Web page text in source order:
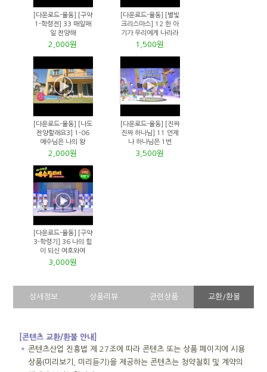
[다운로드-율동] [구약
1-학령전] 33 매일매
일 찬양해
2,000원
[다운로드-율동] [별빛
크리스마스] 12 한 아
기가 우리에게 나리라
1,500원
[다운로드-율동] [나도
찬양할래요3] 1-06
예수님은 나의 왕
2,000원
[다운로드-율동] [진짜
진짜 하나님] 11 언제
나 하나님은 1번
3,500원
[다운로드-율동] [구약
3-학령기] 36 나의 힘
이 되신 여호와여
3,000원
상세정보 상품리뷰 관련상품 교환/환불
[콘텐츠 교환/환불 안내]
＊ 콘텐츠산업 진흥법 제 27조에 따라 콘텐츠 또는 상품 페이지에 시용
상품(미리보기, 미리듣기)을 제공하는 콘텐츠는 청약철회 및 계약의